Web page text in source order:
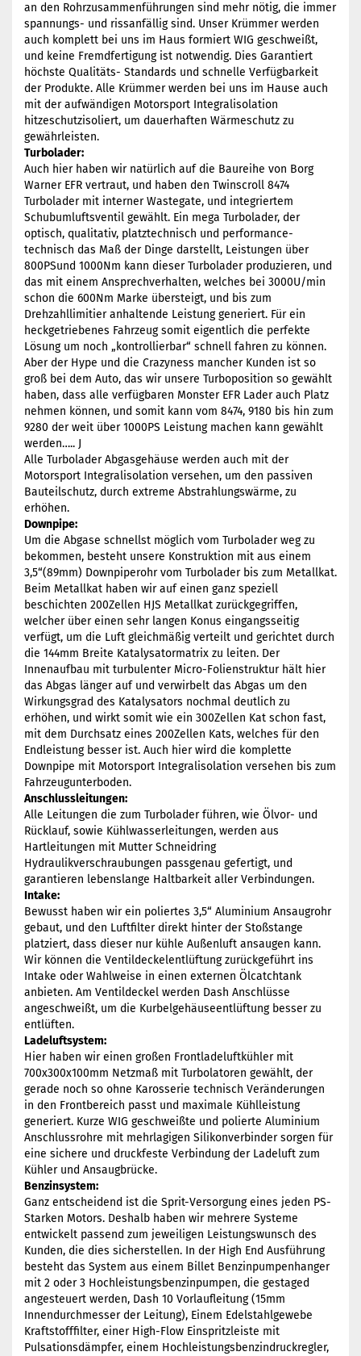
an den Rohrzusammenführungen sind mehr nötig, die immer
spannungs- und rissanfällig sind. Unser Krümmer werden
auch komplett bei uns im Haus formiert WIG geschweißt,
und keine Fremdfertigung ist notwendig. Dies Garantiert
höchste Qualitäts- Standards und schnelle Verfügbarkeit
der Produkte. Alle Krümmer werden bei uns im Hause auch
mit der aufwändigen Motorsport Integralisolation
hitzeschutzisoliert, um dauerhaften Wärmeschutz zu
gewährleisten.
Turbolader:
Auch hier haben wir natürlich auf die Baureihe von Borg
Warner EFR vertraut, und haben den Twinscroll 8474
Turbolader mit interner Wastegate, und integriertem
Schubumluftsventil gewählt. Ein mega Turbolader, der
optisch, qualitativ, platztechnisch und performance-
technisch das Maß der Dinge darstellt, Leistungen über
800PSund 1000Nm kann dieser Turbolader produzieren, und
das mit einem Ansprechverhalten, welches bei 3000U/min
schon die 600Nm Marke übersteigt, und bis zum
Drehzahllimitier anhaltende Leistung generiert. Für ein
heckgetriebenes Fahrzeug somit eigentlich die perfekte
Lösung um noch „kontrollierbar“ schnell fahren zu können.
Aber der Hype und die Crazyness mancher Kunden ist so
groß bei dem Auto, das wir unsere Turboposition so gewählt
haben, dass alle verfügbaren Monster EFR Lader auch Platz
nehmen können, und somit kann vom 8474, 9180 bis hin zum
9280 der weit über 1000PS Leistung machen kann gewählt
werden….. J
Alle Turbolader Abgasgehäuse werden auch mit der
Motorsport Integralisolation versehen, um den passiven
Bauteilschutz, durch extreme Abstrahlungswärme, zu
erhöhen.
Downpipe:
Um die Abgase schnellst möglich vom Turbolader weg zu
bekommen, besteht unsere Konstruktion mit aus einem
3,5“(89mm) Downpiperohr vom Turbolader bis zum Metallkat.
Beim Metallkat haben wir auf einen ganz speziell
beschichten 200Zellen HJS Metallkat zurückgegriffen,
welcher über einen sehr langen Konus eingangsseitig
verfügt, um die Luft gleichmäßig verteilt und gerichtet durch
die 144mm Breite Katalysatormatrix zu leiten. Der
Innenaufbau mit turbulenter Micro-Folienstruktur hält hier
das Abgas länger auf und verwirbelt das Abgas um den
Wirkungsgrad des Katalysators nochmal deutlich zu
erhöhen, und wirkt somit wie ein 300Zellen Kat schon fast,
mit dem Durchsatz eines 200Zellen Kats, welches für den
Endleistung besser ist. Auch hier wird die komplette
Downpipe mit Motorsport Integralisolation versehen bis zum
Fahrzeugunterboden.
Anschlussleitungen:
Alle Leitungen die zum Turbolader führen, wie Ölvor- und
Rücklauf, sowie Kühlwasserleitungen, werden aus
Hartleitungen mit Mutter Schneidring
Hydraulikverschraubungen passgenau gefertigt, und
garantieren lebenslange Haltbarkeit aller Verbindungen.
Intake:
Bewusst haben wir ein poliertes 3,5“ Aluminium Ansaugrohr
gebaut, und den Luftfilter direkt hinter der Stoßstange
platziert, dass dieser nur kühle Außenluft ansaugen kann.
Wir können die Ventildeckelentlüftung zurückgeführt ins
Intake oder Wahlweise in einen externen Ölcatchtank
anbieten. Am Ventildeckel werden Dash Anschlüsse
angeschweißt, um die Kurbelgehäuseentlüftung besser zu
entlüften.
Ladeluftsystem:
Hier haben wir einen großen Frontladeluftkühler mit
700x300x100mm Netzmaß mit Turbolatoren gewählt, der
gerade noch so ohne Karosserie technisch Veränderungen
in den Frontbereich passt und maximale Kühlleistung
generiert. Kurze WIG geschweißte und polierte Aluminium
Anschlussrohre mit mehrlagigen Silikonverbinder sorgen für
eine sichere und druckfeste Verbindung der Ladeluft zum
Kühler und Ansaugbrücke.
Benzinsystem:
Ganz entscheidend ist die Sprit-Versorgung eines jeden PS-
Starken Motors. Deshalb haben wir mehrere Systeme
entwickelt passend zum jeweiligen Leistungswunsch des
Kunden, die dies sicherstellen. In der High End Ausführung
besteht das System aus einem Billet Benzinpumpenhanger
mit 2 oder 3 Hochleistungsbenzinpumpen, die gestaged
angesteuert werden, Dash 10 Vorlaufleitung (15mm
Innendurchmesser der Leitung), Einem Edelstahlgewebe
Kraftstofffilter, einer High-Flow Einspritzleiste mit
Pulsationsdämpfer, einem Hochleistungsbenzindruckregler,